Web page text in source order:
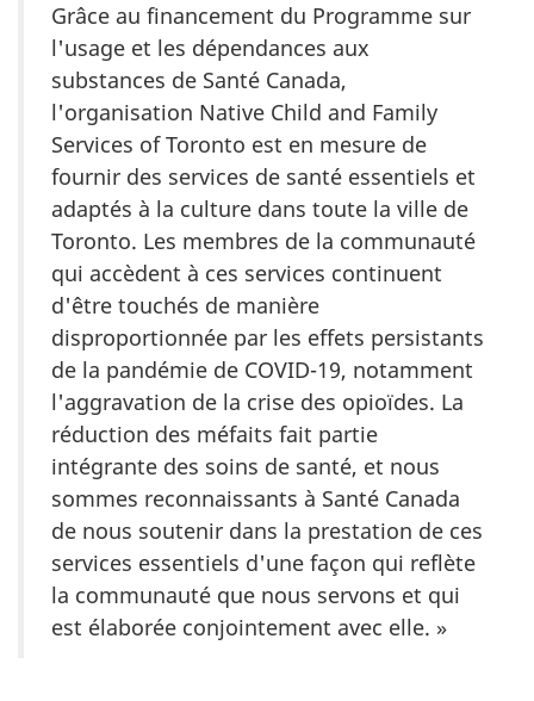
Grâce au financement du Programme sur
l'usage et les dépendances aux
substances de Santé Canada,
l'organisation Native Child and Family
Services of Toronto est en mesure de
fournir des services de santé essentiels et
adaptés à la culture dans toute la ville de
Toronto. Les membres de la communauté
qui accèdent à ces services continuent
d'être touchés de manière
disproportionnée par les effets persistants
de la pandémie de COVID-19, notamment
l'aggravation de la crise des opioïdes. La
réduction des méfaits fait partie
intégrante des soins de santé, et nous
sommes reconnaissants à Santé Canada
de nous soutenir dans la prestation de ces
services essentiels d'une façon qui reflète
la communauté que nous servons et qui
est élaborée conjointement avec elle. »